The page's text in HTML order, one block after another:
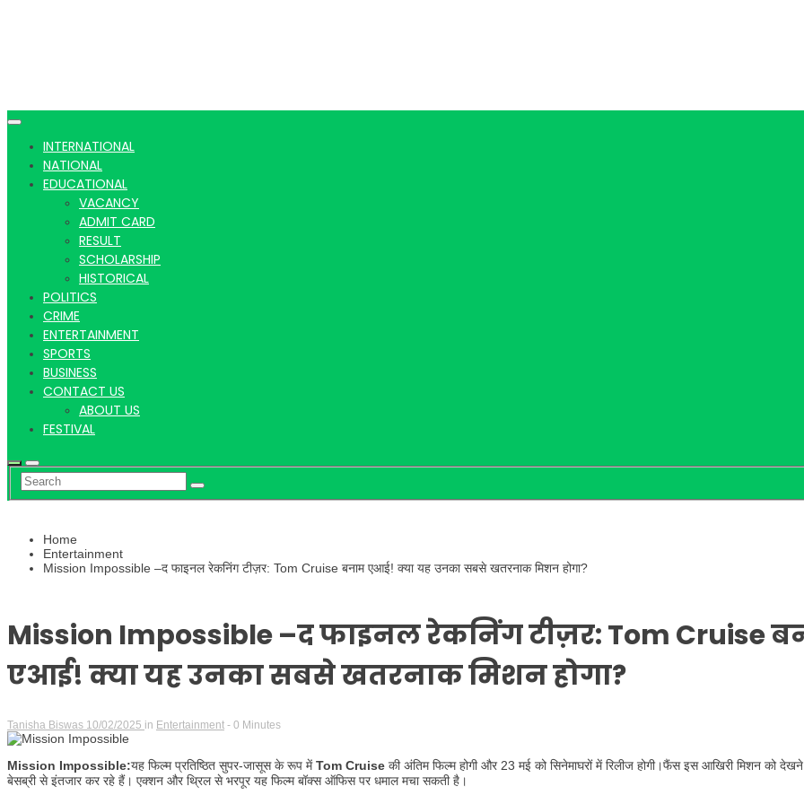
INTERNATIONAL
NATIONAL
EDUCATIONAL
VACANCY
ADMIT CARD
RESULT
SCHOLARSHIP
HISTORICAL
POLITICS
CRIME
ENTERTAINMENT
SPORTS
BUSINESS
CONTACT US
ABOUT US
FESTIVAL
Home
Entertainment
Mission Impossible –द फाइनल रेकनिंग टीज़र: Tom Cruise बनाम एआई! क्या यह उनका सबसे खतरनाक मिशन होगा?
Mission Impossible –द फाइनल रेकनिंग टीज़र: Tom Cruise
एआई! क्या यह उनका सबसे खतरनाक मिशन होगा?
Tanisha Biswas 10/02/2025 in Entertainment - 0 Minutes
Mission Impossible:यह फिल्म प्रतिष्ठित सुपर-जासूस के रूप मेंTom Cruise की अंतिम फिल्म होगी और 23 मई को सिनेमाघरों में रिलीज होगी।फैंस इस आखिरी मिशन को
बेसब्री से इंतजार कर रहे हैं। एक्शन और थ्रिल से भरपूर यह फिल्म बॉक्स ऑफिस पर धमाल मचा सकती है।